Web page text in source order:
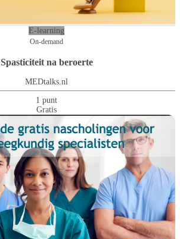
E-learning
On-demand
Spasticiteit na beroerte
MEDtalks.nl
1 punt
Gratis